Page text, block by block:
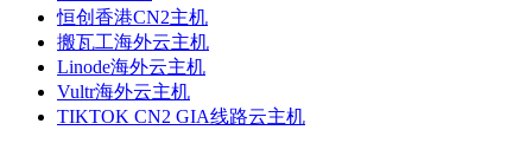
恒创香港CN2主机
搬瓦工海外云主机
Linode海外云主机
Vultr海外云主机
TIKTOK CN2 GIA线路云主机